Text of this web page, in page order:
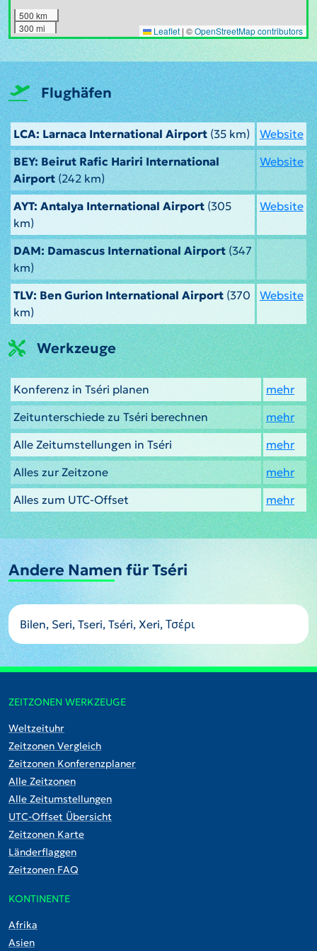
500 km
300 mi
Leaflet | ©OpenStreetMap contributors
Flughäfen
LCA: Larnaca International Airport (35 km)
Website
BEY: Beirut Rafic Hariri International
Airport(242 km)
Website
AYT: Antalya International Airport (305
km)
Website
DAM: Damascus International Airport(347
km)
TLV: Ben Gurion International Airport (370
km)
Website
Werkzeuge
Konferenz in Tséri planen
mehr
Zeitunterschiede zu Tséri berechnen
mehr
Alle Zeitumstellungen in Tséri
mehr
Alles zur Zeitzone
mehr
Alles zum UTC-Offset
mehr
Andere Namen für Tséri
Bilen, Seri, Tseri, Tséri, Xeri, Τσέρι
ZEITZONEN WERKZEUGE
Weltzeituhr
Zeitzonen Vergleich
Zeitzonen Konferenzplaner
Alle Zeitzonen
Alle Zeitumstellungen
UTC-Offset Übersicht
Zeitzonen Karte
Länderflaggen
Zeitzonen FAQ
KONTINENTE
Afrika
Asien